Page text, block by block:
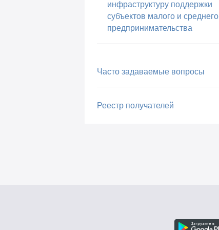
инфраструктуру поддержки
субъектов малого и среднего
предпринимательства
Часто задаваемые вопросы
Реестр получателей